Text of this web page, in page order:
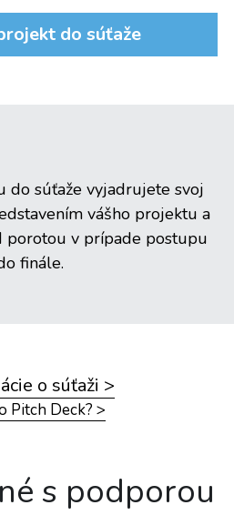
do súťaže
do súťaže vyjadrujete svoj
vášho projektu a
porotou v prípade postupu
finále.
o súťaži >
Pitch Deck? >
s podporou